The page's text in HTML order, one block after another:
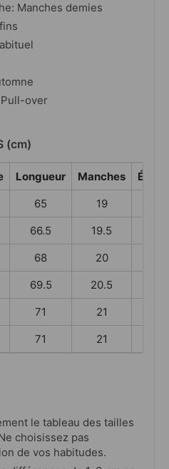
Manches demies
over
(cm)
Longueur Manches
65 19
66.5 19.5
68 20
69.5 20.5
71 21
71 21
le tableau des tailles
choisissez pas
de vos habitudes.